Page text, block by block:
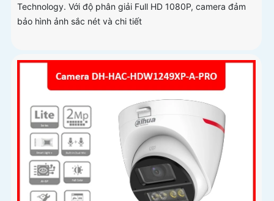
Technology. Với độ phân giải Full HD 1080P, camera đảm
bảo hình ảnh sắc nét và chi tiết